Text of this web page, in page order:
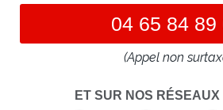
04 65 84 89
(Appel non
ET SUR NOS